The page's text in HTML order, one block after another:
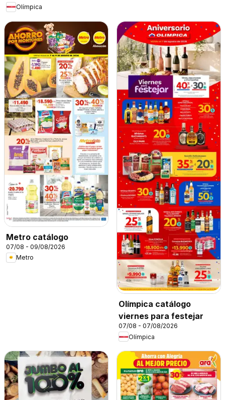
Olímpica
Metro catálogo
07/08 - 09/08/2026
Metro
Olímpica catálogo
viernes para festejar
07/08 - 07/08/2026
Olímpica